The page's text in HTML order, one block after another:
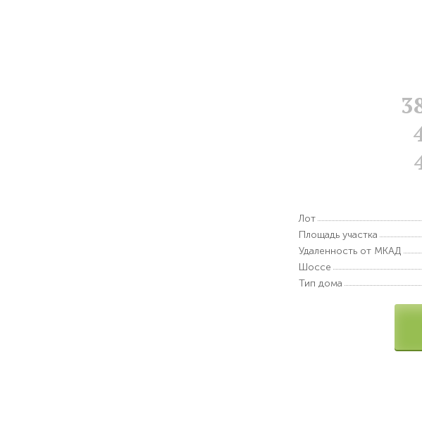
Лот
Площадь участка
Удаленность от МКАД
Шоссе
Тип дома